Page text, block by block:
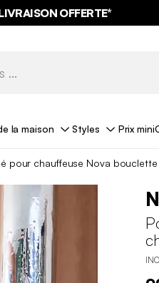
OFFERTE*
la maison Styles Prix mini
pour chauffeuse Nova